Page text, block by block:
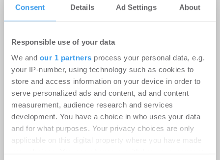
Consent Details Ad Settings About
Responsible use of your data
We and our 1 partners process your personal data, e.g.
your IP-number, using technology such as cookies to
store and access information on your device in order to
serve personalized ads and content, ad and content
measurement, audience research and services
development. You have a choice in who uses your data
and for what purposes. Your privacy choices are only
applicable on this digital property where you have made
Kaufpreise für Neubauwohnungen
Wohnen | Märkte- 21.07.2026
Kaufpreise für Neubauwohnungen steigen wieder